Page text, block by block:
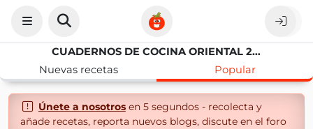
CUADERNOS DE COCINA ORIENTAL 2.0.
Nuevas recetas
Popular
Únete a nosotrosen 5 segundos - recolecta y
añade recetas, reporta nuevos blogs, discute en el foro